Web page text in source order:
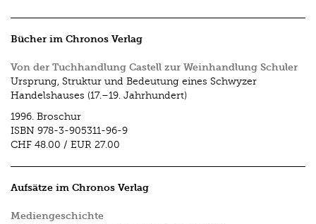
Bücher im Chronos Verlag
Von der Tuchhandlung Castell zur Weinhandlung Schuler
Ursprung, Struktur und Bedeutung eines Schwyzer
Handelshauses (17.–19. Jahrhundert)
1996. Broschur
ISBN 978-3-905311-96-9
CHF 48.00 / EUR 27.00
Aufsätze im Chronos Verlag
Mediengeschichte